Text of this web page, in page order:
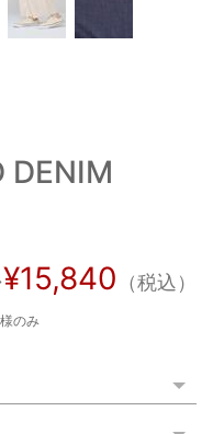
DENIM
¥15,840 （税込）
のみ